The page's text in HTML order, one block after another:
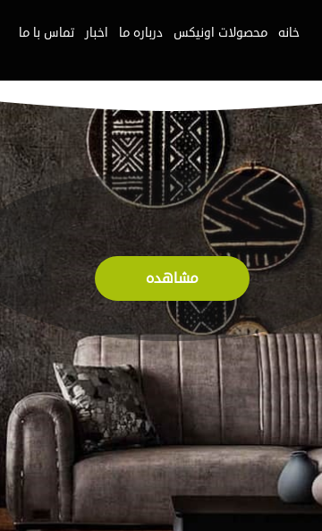
خانه محصولات اونیکس درباره ما اخبار تماس با ما
مشاهده